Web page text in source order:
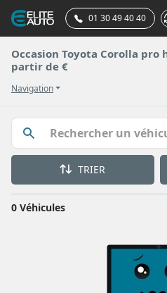
01 30 49 40 40
Occasion Toyota Corolla pro
partir de €
Navigation
TRIER
0 Véhicules